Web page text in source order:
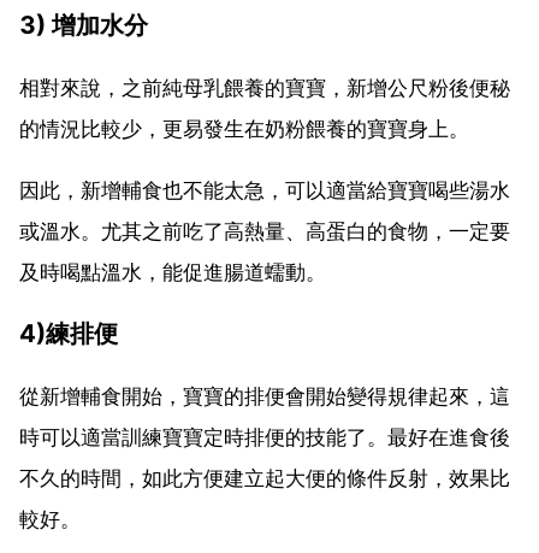
3) 增加水分
相對來說，之前純母乳餵養的寶寶，新增公尺粉後便秘
的情況比較少，更易發生在奶粉餵養的寶寶身上。
因此，新增輔食也不能太急，可以適當給寶寶喝些湯水
或溫水。尤其之前吃了高熱量、高蛋白的食物，一定要
及時喝點溫水，能促進腸道蠕動。
4)練排便
從新增輔食開始，寶寶的排便會開始變得規律起來，這
時可以適當訓練寶寶定時排便的技能了。最好在進食後
不久的時間，如此方便建立起大便的條件反射，效果比
較好。